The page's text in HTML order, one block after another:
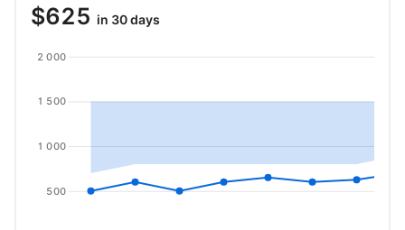
$625 in 30 days
500
1 000
1 500
2 000